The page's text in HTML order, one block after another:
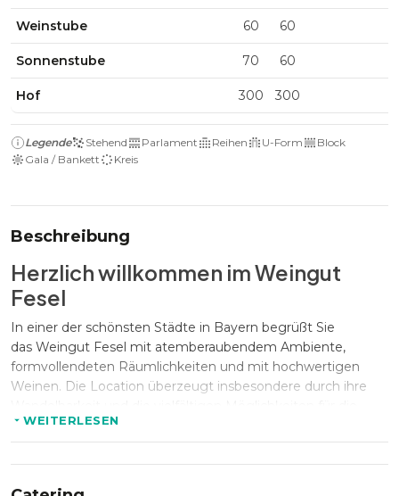
Weinstube 60 60
Sonnenstube 70 60
Hof 300 300
Legende Stehend Parlament Reihen U-Form
Block
Gala / Bankett
Kreis
Beschreibung
Herzlich willkommen im Weingut
Fesel
In einer der schönsten Städte in Bayern begrüßt Sie
das Weingut Fesel mit atemberaubendem Ambiente,
formvollendeten Räumlichkeiten und mit hochwertigen
Weinen. Die Location überzeugt insbesondere durch ihre
Gestaltung Ihrer Veranstaltung.
Ihre Veranstaltung im Weingut
WEITERLESEN